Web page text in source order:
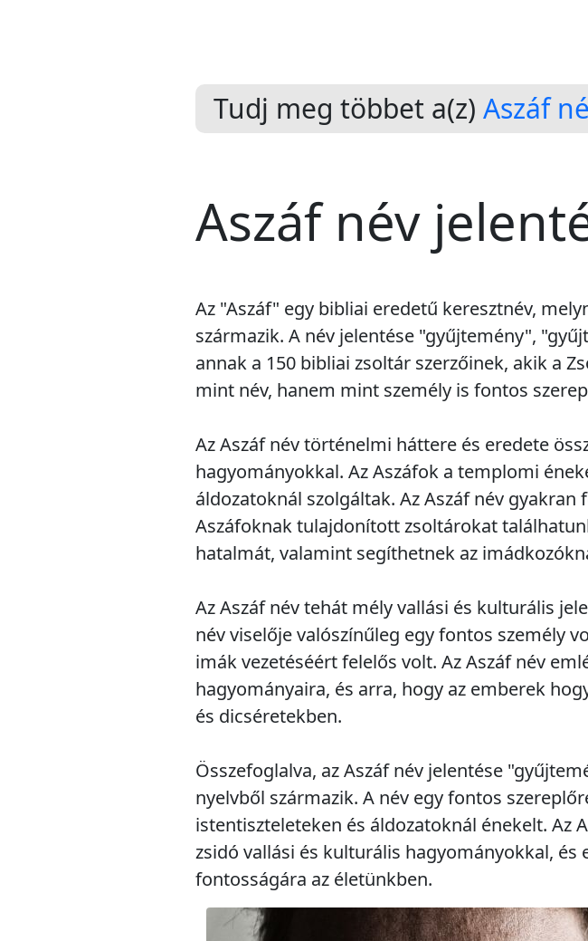
Tudj meg többet a(z) Aszáf
Aszáf név
Az "Aszáf" egy bibliai eredetű keresztnév,
származik. A név jelentése "gyűjtemény",
annak a 150 bibliai zsoltár szerzőinek, akik a
mint név, hanem mint személy is fontos
Az Aszáf név történelmi háttere és eredete
hagyományokkal. Az Aszáfok a templomi
áldozatoknál szolgáltak. Az Aszáf név
Aszáfoknak tulajdonított zsoltárokat
hatalmát, valamint segíthetnek az
Az Aszáf név tehát mély vallási és kulturális
név viselője valószínűleg egy fontos személy
imák vezetéséért felelős volt. Az Aszáf név
hagyományaira, és arra, hogy az emberek
és dicséretekben.
Összefoglalva, az Aszáf név jelentése
nyelvből származik. A név egy fontos
istentiszteleteken és áldozatoknál énekelt. Az
zsidó vallási és kulturális hagyományokkal,
fontosságára az életünkben.